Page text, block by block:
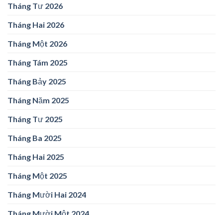
Tháng Tư 2026
Tháng Hai 2026
Tháng Một 2026
Tháng Tám 2025
Tháng Bảy 2025
Tháng Năm 2025
Tháng Tư 2025
Tháng Ba 2025
Tháng Hai 2025
Tháng Một 2025
Tháng Mười Hai 2024